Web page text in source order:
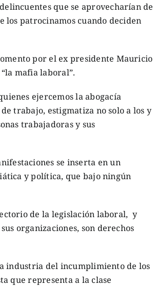
que se aprovecharían de
los patrocinamos cuando deciden
por el ex presidente Mauricio
mafia laboral”.
ejercemos la abogacía
trabajo, estigmatiza no solo a los y
trabajadoras y sus
se inserta en un
y política, que bajo ningún
de la legislación laboral, y
organizaciones, son derechos
industria del incumplimiento de los
que representa a la clase